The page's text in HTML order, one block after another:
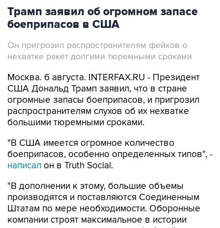
Трамп заявил об огромном запасе
боеприпасов в США
Он пригрозил распространителям фейков о
нехватке ракет долгими тюремными сроками
Москва. 6 августа. INTERFAX.RU - Президент
США Дональд Трамп заявил, что в стране
огромные запасы боеприпасов, и пригрозил
распространителям слухов об их нехватке
большими тюремными сроками.
"В США имеется огромное количество
боеприпасов, особенно определенных типов", -
написал он в Truth Social.
"В дополнении к этому, большие объемы
производятся и поставляются Соединенным
Штатам по мере необходимости. Оборонные
компании строят максимальное в истории